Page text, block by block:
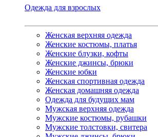
Одежда для взрослых
Женская верхняя одежда
Женские костюмы, платья
Женские блузки, кофты
Женские джинсы, брюки
Женские юбки
Женская спортивная одежда
Женская домашняя одежда
Одежда для будущих мам
Мужская верхняя одежда
Мужские костюмы, рубашки
Мужские толстовки, свитера